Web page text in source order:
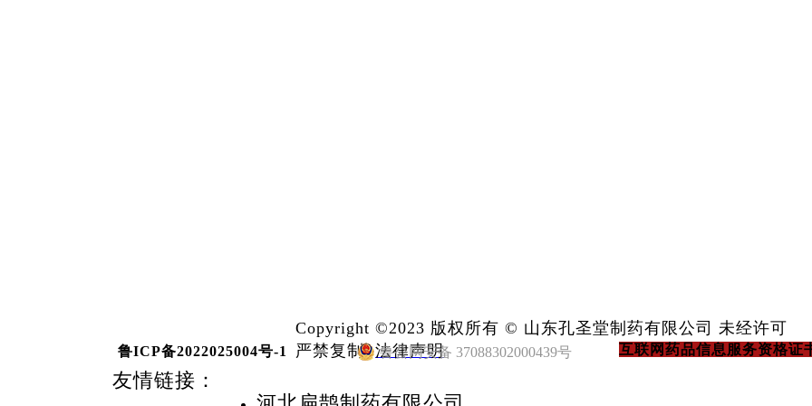
友情链接：
鲁ICP备2022025004号-1
Copyright ©2023 版权所有 © 山东孔圣堂制药有限公司 未经许可
严禁复制法律声明 互联网药品信息服务资格